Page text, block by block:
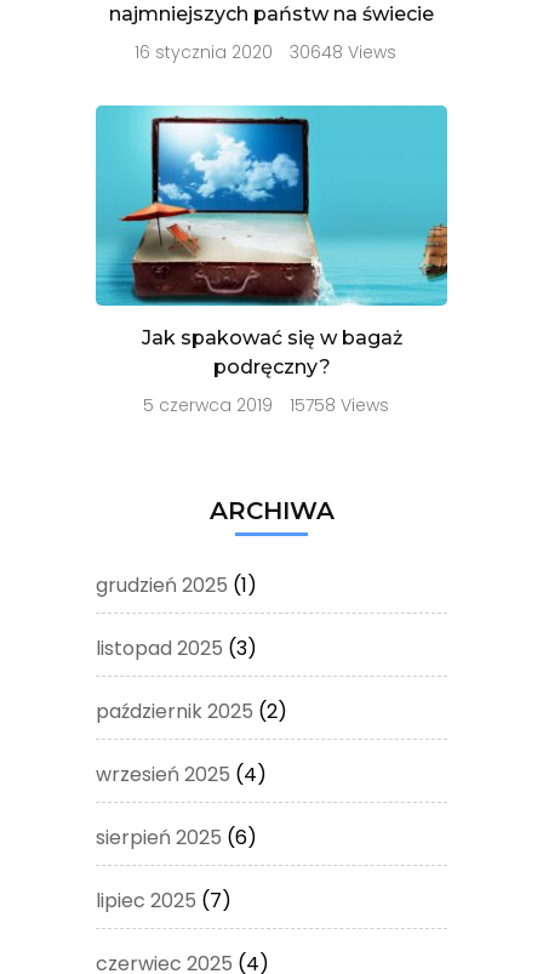
najmniejszych państw na świecie
16 stycznia 2020 30648 Views
Jak spakować się w bagaż
podręczny?
5 czerwca 2019 15758 Views
ARCHIWA
grudzień 2025 (1)
listopad 2025 (3)
październik 2025 (2)
wrzesień 2025 (4)
sierpień 2025 (6)
lipiec 2025 (7)
czerwiec 2025 (4)